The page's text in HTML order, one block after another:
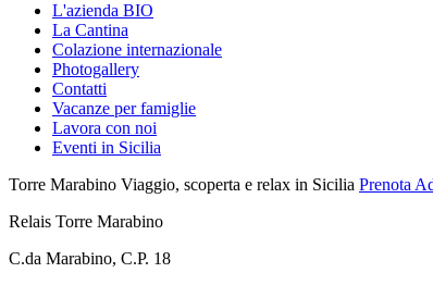
L'azienda BIO
La Cantina
Colazione internazionale
Photogallery
Contatti
Vacanze per famiglie
Lavora con noi
Eventi in Sicilia
Torre Marabino Viaggio, scoperta e relax in Sicilia Prenota
Relais Torre Marabino
C.da Marabino, C.P. 18